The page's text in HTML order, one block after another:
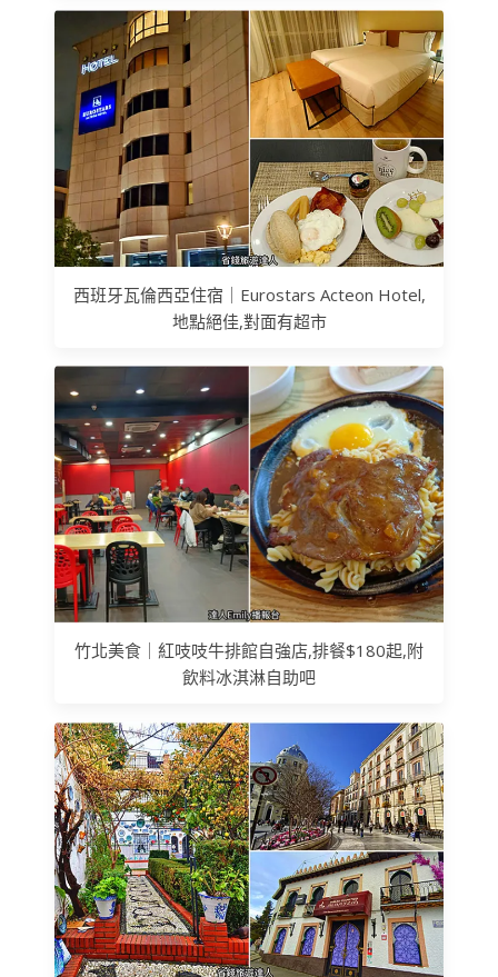
西班牙瓦倫西亞住宿｜Eurostars Acteon Hotel,
地點絕佳,對面有超市
竹北美食｜紅吱吱牛排館自強店,排餐$180起,附
飲料冰淇淋自助吧